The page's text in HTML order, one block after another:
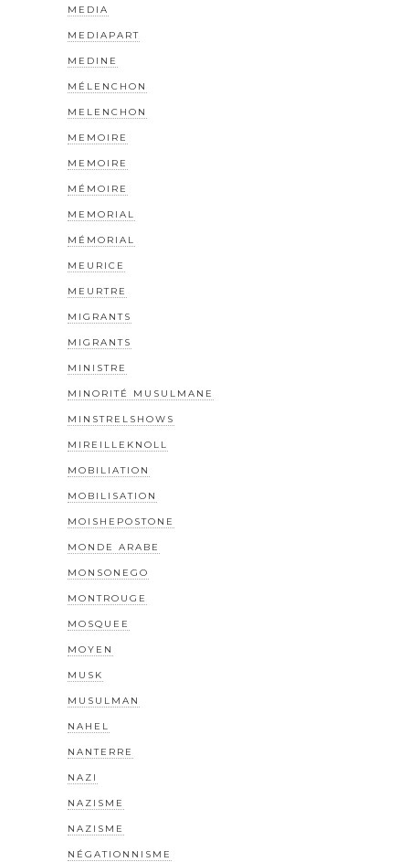
MEDIA
MEDIAPART
MEDINE
MÉLENCHON
MELENCHON
MEMOIRE
MEMOIRE
MÉMOIRE
MEMORIAL
MÉMORIAL
MEURICE
MEURTRE
MIGRANTS
MIGRANTS
MINISTRE
MINORITÉ MUSULMANE
MINSTRELSHOWS
MIREILLEKNOLL
MOBILIATION
MOBILISATION
MOISHEPOSTONE
MONDE ARABE
MONSONEGO
MONTROUGE
MOSQUEE
MOYEN
MUSK
MUSULMAN
NAHEL
NANTERRE
NAZI
NAZISME
NAZISME
NÉGATIONNISME